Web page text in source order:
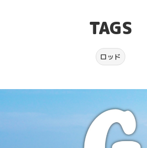
TERMS OF SERVICE
TAGS
ロッド